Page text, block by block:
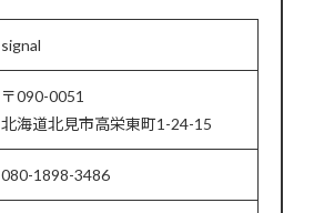
signal
〒090-0051
北海道北見市高栄東町1-24-15
080-1898-3486